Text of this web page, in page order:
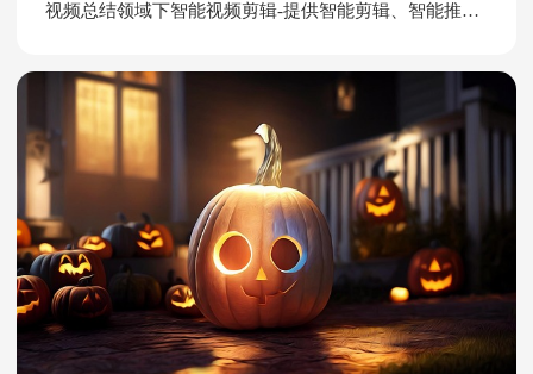
发展。随着深度学习技术的不断发展，人工智能在视频剪辑
为了视频制作行业的重
视频总结领域下智能视频剪辑-提供智能剪辑、智能推荐等服务